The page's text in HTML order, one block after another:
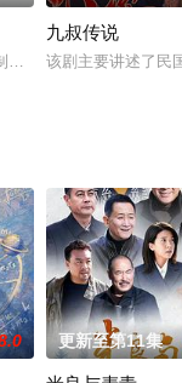
剧的优秀品牌，目前已
九叔传说
该剧主要讲述了民
更新至第11集